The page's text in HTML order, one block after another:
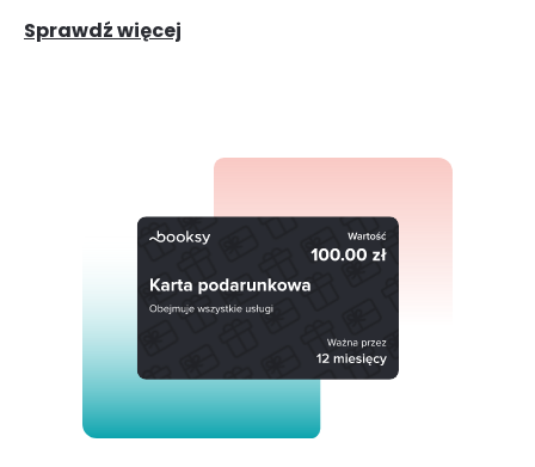
Sprawdź więcej